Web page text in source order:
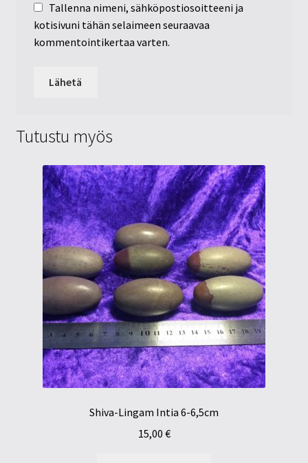
Tallenna nimeni, sähköpostiosoitteeni ja
kotisivuni tähän selaimeen seuraavaa
kommentointikertaa varten.
Tutustu myös
Shiva-Lingam Intia 6-6,5cm
15,00 €